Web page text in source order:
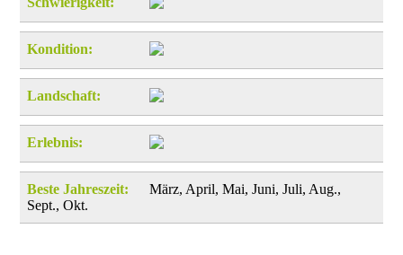
Kondition:
Landschaft:
Erlebnis:
Beste Jahreszeit:
März, April, Mai, Juni, Juli, Aug.,
Sept., Okt.